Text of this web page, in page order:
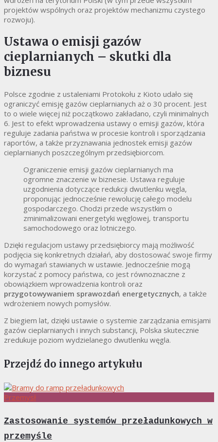
projektów wspólnych oraz projektów mechanizmu czystego
rozwoju).
Ustawa o emisji gazów
cieplarnianych – skutki dla
biznesu
Polsce zgodnie z ustaleniami Protokołu z Kioto udało się
ograniczyć emisję gazów cieplarnianych aż o 30 procent. Jest
to o wiele więcej niż początkowo zakładano, czyli minimalnych
6. Jest to efekt wprowadzenia ustawy o emisji gazów, która
reguluje zadania państwa w procesie kontroli i sporządzania
raportów, a także przyznawania jednostek emisji gazów
cieplarnianych poszczególnym przedsiębiorcom.
Ograniczenie emisji gazów cieplarnianych ma
ogromne znaczenie w biznesie. Ustawa reguluje
uzgodnienia dotyczące redukcji dwutlenku węgla,
proponując jednocześnie rewolucję całego modelu
gospodarczego. Chodzi przede wszystkim o
zminimalizowani energetyki węglowej, transportu
samochodowego oraz lotniczego.
Dzięki regulacjom ustawy przedsiębiorcy mają możliwość
podjęcia się konkretnych działań, aby dostosować swoje firmy
do wymagań stawianych w ustawie. Jednocześnie mogą
korzystać z pomocy państwa, co jest równoznaczne z
obowiązkiem wprowadzenia kontroli oraz
przygotowywaniem sprawozdań energetycznych, a także
wdrożeniem nowych pomysłów.
Z biegiem lat, dzięki ustawie o systemie zarządzania emisjami
gazów cieplarnianych i innych substancji, Polska skutecznie
zredukuje poziom wydzielanego dwutlenku węgla.
Przejdź do innego artykułu
Przemysł
Zastosowanie systemów przeładunkowych w
przemyśle